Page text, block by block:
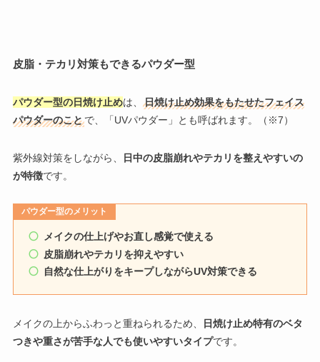
皮脂・テカリ対策もできるパウダー型
パウダー型の日焼け止めは、
日焼け止め効果をもたせたフェイス
パウダーのことで、「UVパウダー」とも呼ばれます。（※7）
紫外線対策をしながら、
日中の皮脂崩れやテカリを整えやすいの
が特徴です。
パウダー型のメリット
メイクの仕上げやお直し感覚で使える
皮脂崩れやテカリを抑えやすい
自然な仕上がりをキープしながらUV対策できる
メイクの上からふわっと重ねられるため、
日焼け止め特有のベタ
つきや重さが苦手な人でも使いやすいタイプです。